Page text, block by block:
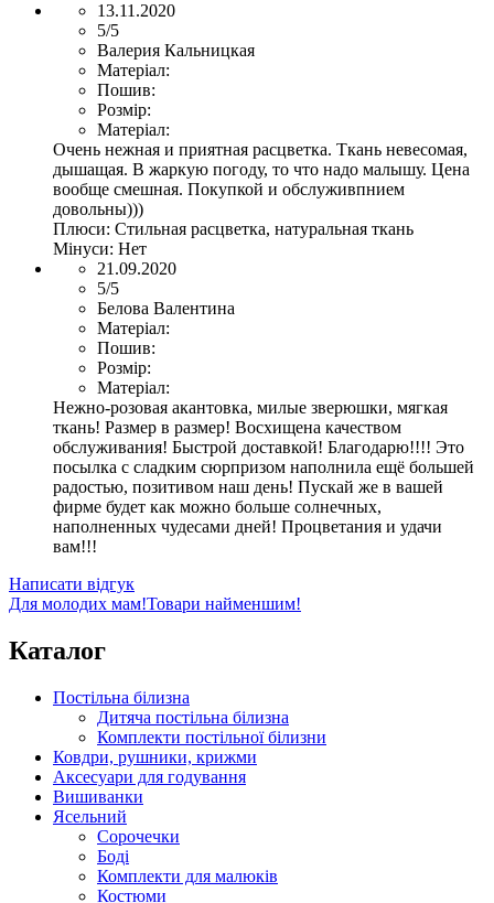
13.11.2020
5/5
Валерия Кальницкая
Матеріал:
Пошив:
Розмір:
Матеріал:
Очень нежная и приятная расцветка. Ткань невесомая,
дышащая. В жаркую погоду, то что надо малышу. Цена
вообще смешная. Покупкой и обслуживпнием
довольны)))
Плюси: Стильная расцветка, натуральная ткань
Мінуси: Нет
21.09.2020
5/5
Белова Валентина
Матеріал:
Пошив:
Розмір:
Матеріал:
Нежно-розовая акантовка, милые зверюшки, мягкая
ткань! Размер в размер! Восхищена качеством
обслуживания! Быстрой доставкой! Благодарю!!!! Это
посылка с сладким сюрпризом наполнила ещё большей
радостью, позитивом наш день! Пускай же в вашей
фирме будет как можно больше солнечных,
наполненных чудесами дней! Процветания и удачи
вам!!!
Написати відгук
Для молодих мам!Товари найменшим!
Каталог
Постільна білизна
Дитяча постільна білизна
Комплекти постільної білизни
Ковдри, рушники, крижми
Аксесуари для годування
Вишиванки
Ясельний
Cорочечки
Боді
Комплекти для малюків
Костюми